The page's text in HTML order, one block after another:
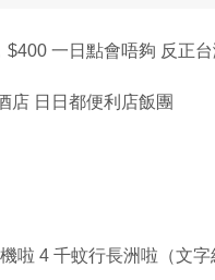
$400 一日點會唔夠 反正
店 日日都便利店飯團
啦 4 千蚊行長洲啦（文字